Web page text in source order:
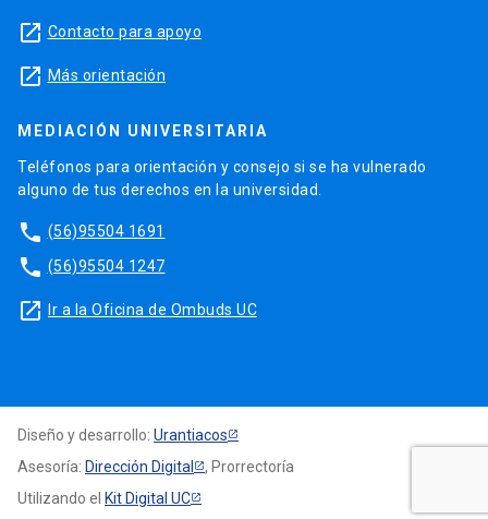
launch Contacto para apoyo
launch Más orientación
MEDIACIÓN UNIVERSITARIA
Teléfonos para orientación y consejo si se ha vulnerado
alguno de tus derechos en la universidad.
phone (56)95504 1691
phone (56)95504 1247
launch Ir a la Oficina de Ombuds UC
Diseño y desarrollo: Urantiacos
Asesoría: Dirección Digital
, Prorrectoría
Utilizando el Kit Digital UC